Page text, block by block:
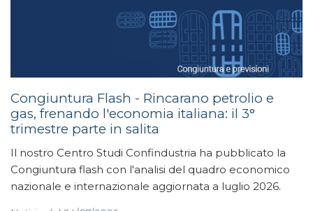
Congiuntura Flash - Rincarano petrolio e
gas, frenando l'economia italiana: il 3°
trimestre parte in salita
Il nostro Centro Studi Confindustria ha pubblicato la
Congiuntura flash con l'analisi del quadro economico
nazionale e internazionale aggiornata a luglio 2026.